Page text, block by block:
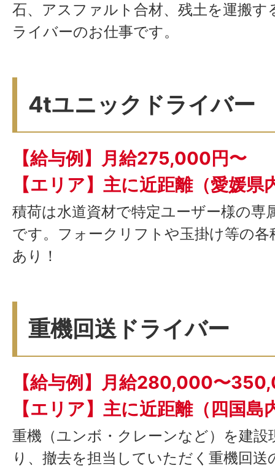
石、アスファルト合材、残土を運搬す
ライバーのお仕事です。
4tユニックドライバー
【給与例】月給275,000円〜
【エリア】主に近距離（愛媛県
積荷は水道資材で特定ユーザー様の専
です。フォークリフトや玉掛け等の各
あり！
重機回送ドライバー
【給与例】月給280,000〜
【エリア】主に近距離（四国島
重機（ユンボ・クレーンなど）を建設
り、撤去を担当していただく重機回送